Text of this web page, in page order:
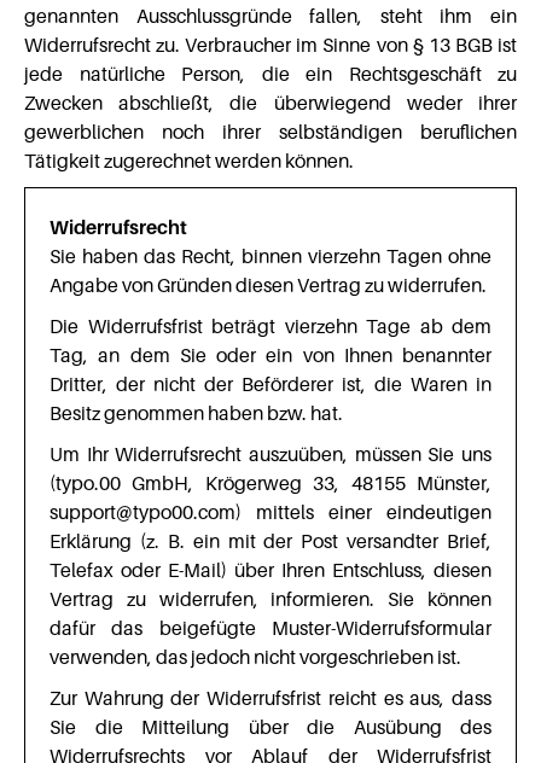
genannten Ausschlussgründe fallen, steht ihm ein
Widerrufsrecht zu. Verbraucher im Sinne von § 13 BGB ist
jede natürliche Person, die ein Rechtsgeschäft zu
Zwecken abschließt, die überwiegend weder ihrer
gewerblichen noch ihrer selbständigen beruflichen
Tätigkeit zugerechnet werden können.
Widerrufsrecht
Sie haben das Recht, binnen vierzehn Tagen ohne
Angabe von Gründen diesen Vertrag zu widerrufen.
Die Widerrufsfrist beträgt vierzehn Tage ab dem
Tag, an dem Sie oder ein von Ihnen benannter
Dritter, der nicht der Beförderer ist, die Waren in
Besitz genommen haben bzw. hat.
Um Ihr Widerrufsrecht auszuüben, müssen Sie uns
(typo.00 GmbH, Krögerweg 33, 48155 Münster,
support@typo00.com) mittels einer eindeutigen
Erklärung (z. B. ein mit der Post versandter Brief,
Telefax oder E-Mail) über Ihren Entschluss, diesen
Vertrag zu widerrufen, informieren. Sie können
dafür das beigefügte Muster-Widerrufsformular
verwenden, das jedoch nicht vorgeschrieben ist.
Zur Wahrung der Widerrufsfrist reicht es aus, dass
Sie die Mitteilung über die Ausübung des
Widerrufsrechts vor Ablauf der Widerrufsfrist